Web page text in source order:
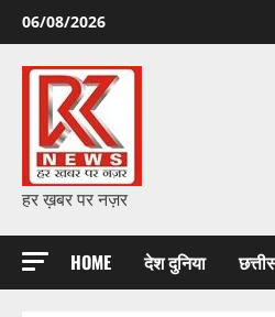
Skip
to
content
06/08/2026
हर ख़बर पर नज़र
HOME देश दुनिया